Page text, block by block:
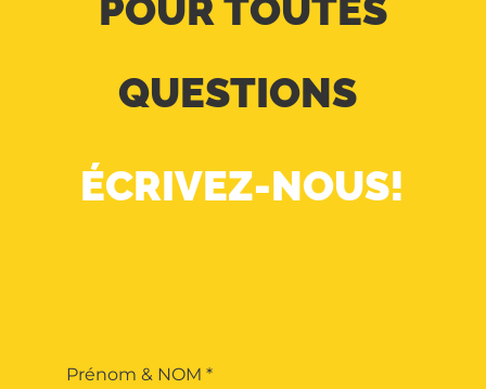
POUR TOUTES
QUESTIONS
ÉCRIVEZ-NOUS!